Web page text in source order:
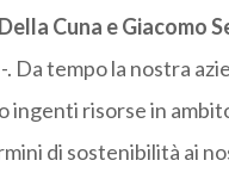
Cuna e Giacomo
-. Da tempo la nostra
ingenti risorse in
di sostenibilità ai